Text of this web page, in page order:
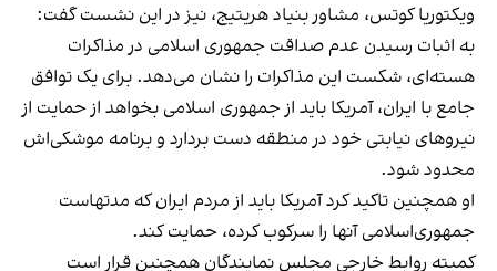
ویکتوریا کوتس، مشاور بنیاد هریتیج، نیز در این نشست گفت:
به اثبات رسیدن عدم صداقت جمهوری اسلامی در مذاکرات
هسته‌ای، شکست این مذاکرات را نشان می‌دهد. برای یک توافق
جامع با ایران، آمریکا باید از جمهوری اسلامی بخواهد از حمایت از
نیروهای نیابتی خود در منطقه دست بردارد و برنامه موشکی‌اش
محدود شود.
او همچنین تاکید کرد آمریکا باید از مردم ایران که مدتهاست
جمهوری‌اسلامی آنها را سرکوب کرده، حمایت کند.
کمیته روابط خارجی مجلس نمایندگان همچنین قرار است